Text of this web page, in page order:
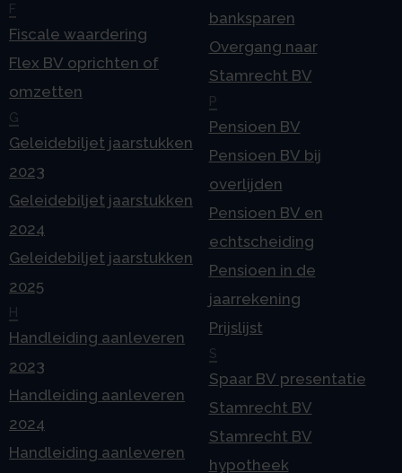
F
Fiscale waardering
Flex BV oprichten of
omzetten
G
Geleidebiljet jaarstukken
2023
Geleidebiljet jaarstukken
2024
Geleidebiljet jaarstukken
2025
H
Handleiding aanleveren
2023
Handleiding aanleveren
2024
Handleiding aanleveren
banksparen
Overgang naar
Stamrecht BV
P
Pensioen BV
Pensioen BV bij
overlijden
Pensioen BV en
echtscheiding
Pensioen in de
jaarrekening
Prijslijst
S
Spaar BV presentatie
Stamrecht BV
Stamrecht BV
hypotheek